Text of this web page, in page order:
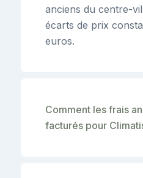
anciens du centre-
écarts de prix
euros.
Comment les frais
facturés pour